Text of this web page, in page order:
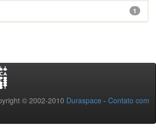
1
© 2002-2010 Duraspace - Contato com